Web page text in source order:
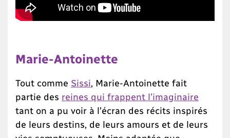
Marie-Antoinette
Tout comme Sissi , Marie-Antoinette fait
partie des reines qui frappent l’imaginaire
tant on a pu voir à l’écran des récits inspirés
de leurs destins, de leurs amours et de leurs